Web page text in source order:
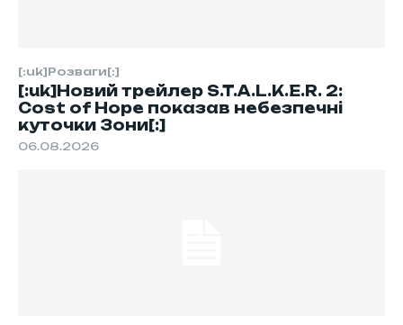
[:uk]Розваги[:]
[:uk]Новий трейлер S.T.A.L.K.E.R. 2:
Cost of Hope показав небезпечні
куточки Зони[:]
06.08.2026